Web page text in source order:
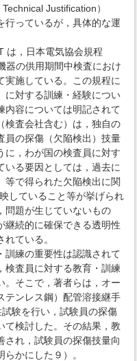
Justification）
行っているが，具体的な運
は，日本電気協会規程
器の供用期間中検査におけ
実施している。この規程に
に対する訓練・経験につい
内容については明記されて
検査会社含む）は，独自の
員の探傷（欠陥検出）技量
に，わが国の検査員に対す
いる要因としては，過去に
等で得られた欠陥検出に関
していること等が挙げられ
問題が生じていないもの
継続的に確保できる透明性
ている。
練の重要性は認識されて
検査員に対する教育・訓練
。そこで，著者らは，オー
テンレス鋼）配管溶接継手
験を行い，試験員の探傷
て検討した。その結果，教
され，試験員の探傷技量向
かにした９）。